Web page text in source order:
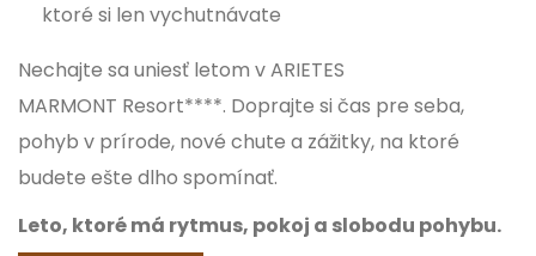
ktoré si len vychutnávate
Nechajte sa uniesť letom v ARIETES
MARMONT Resort****. Doprajte si čas pre seba,
pohyb v prírode, nové chute a zážitky, na ktoré
budete ešte dlho spomínať.
Leto, ktoré má rytmus, pokoj a slobodu pohybu.